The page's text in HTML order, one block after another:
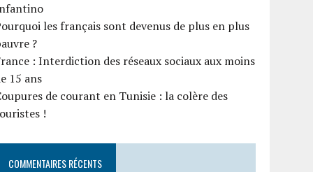
les français sont devenus de plus en plus
?
: Interdiction des réseaux sociaux aux moins
15 ans
de courant en Tunisie : la colère des
!
COMMENTAIRES RÉCENTS